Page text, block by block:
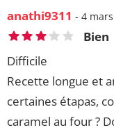
anathi9311 - 4
Bien
Difficile
Recette longue et
certaines étapas,
caramel au four ?